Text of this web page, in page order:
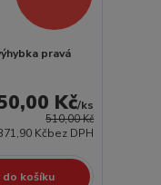
pravá
510,00 Kč
Kč/ks
Kčbez DPH
košíku